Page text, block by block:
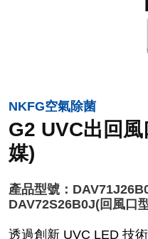
NKFG空氣除菌
G2 UVC出回
媒)
產品型號：
DAV72S26B0J(回風口
透過創新 UVC LED 技